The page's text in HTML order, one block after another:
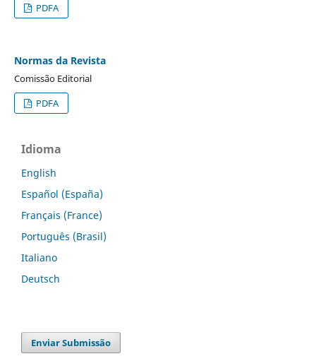
PDFA
Normas da Revista
Comissão Editorial
PDFA
Idioma
English
Español (España)
Français (France)
Português (Brasil)
Italiano
Deutsch
Enviar Submissão